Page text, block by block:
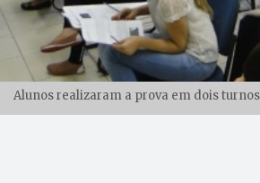
Alunos realizaram a prova em dois